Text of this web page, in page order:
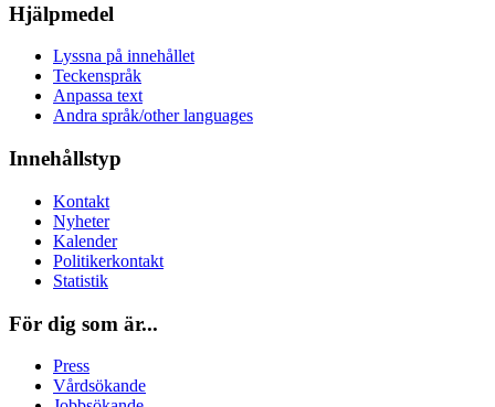
Hjälpmedel
Lyssna på innehållet
Teckenspråk
Anpassa text
Andra språk/other languages
Innehållstyp
Kontakt
Nyheter
Kalender
Politikerkontakt
Statistik
För dig som är...
Press
Vårdsökande